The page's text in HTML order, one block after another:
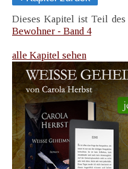
Dieses Kapitel ist Teil des
Bewohner - Band 4
alle Kapitel sehen